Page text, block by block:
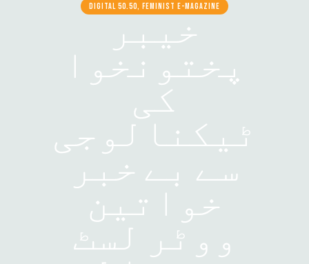
DIGITAL 50.50, FEMINIST E-MAGAZINE
خیبر
پختونخوا
کی
ٹیکنالوجی
سے بے خبر
خواتین
ووٹر لسٹ